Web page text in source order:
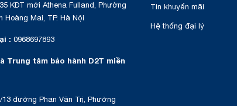
KĐT mới Athena Fulland, Phường
Hoàng Mai, TP. Hà Nội
: 0968697893
Trung tâm bảo hành D2T miền
13 đường Phan Văn Trị, Phường
Tin khuyến mãi
Hệ thống đại lý